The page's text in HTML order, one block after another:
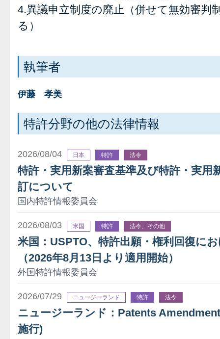
4.異議申立制度の廃止（併せて無効審判
る）
執筆者
伊藤 孝美
特許分野の他の法律情報
2026/08/04 日本 特許 法令
特許・実用新案審査基準及び特許・実用
訂について
国内特許情報委員会
2026/08/03 米国 特許 法令、その他
米国：USPTO、特許出願・権利回復に
（2026年8月13日より適用開始）
外国特許情報委員会
2026/07/29 ニュージーランド 特許 法令
ニュージーランド：Patents
施行)